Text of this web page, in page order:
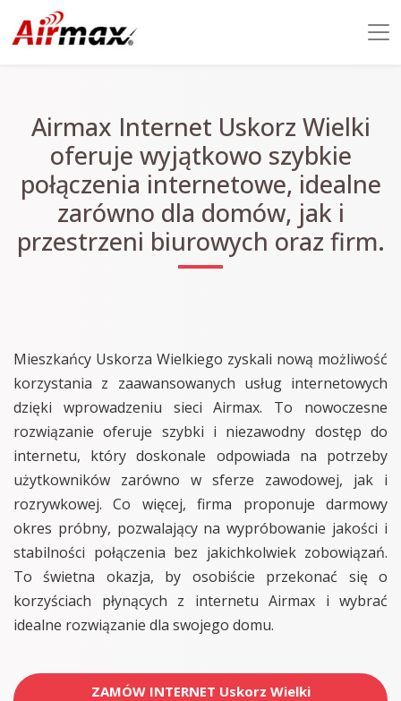
Airmax Internet Uskorz Wielki
oferuje wyjątkowo szybkie
połączenia internetowe, idealne
zarówno dla domów, jak i
przestrzeni biurowych oraz firm.
Mieszkańcy Uskorza Wielkiego zyskali nową możliwość
korzystania z zaawansowanych usług internetowych
dzięki wprowadzeniu sieci Airmax. To nowoczesne
rozwiązanie oferuje szybki i niezawodny dostęp do
internetu, który doskonale odpowiada na potrzeby
użytkowników zarówno w sferze zawodowej, jak i
rozrywkowej. Co więcej, firma proponuje darmowy
okres próbny, pozwalający na wypróbowanie jakości i
stabilności połączenia bez jakichkolwiek zobowiązań.
To świetna okazja, by osobiście przekonać się o
korzyściach płynących z internetu Airmax i wybrać
idealne rozwiązanie dla swojego domu.
ZAMÓW INTERNET Uskorz Wielki